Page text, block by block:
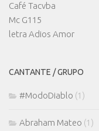
Café Tacvba
Mc G115
letra Adios Amor
CANTANTE / GRUPO
#ModoDiablo (1)
Abraham Mateo (1)